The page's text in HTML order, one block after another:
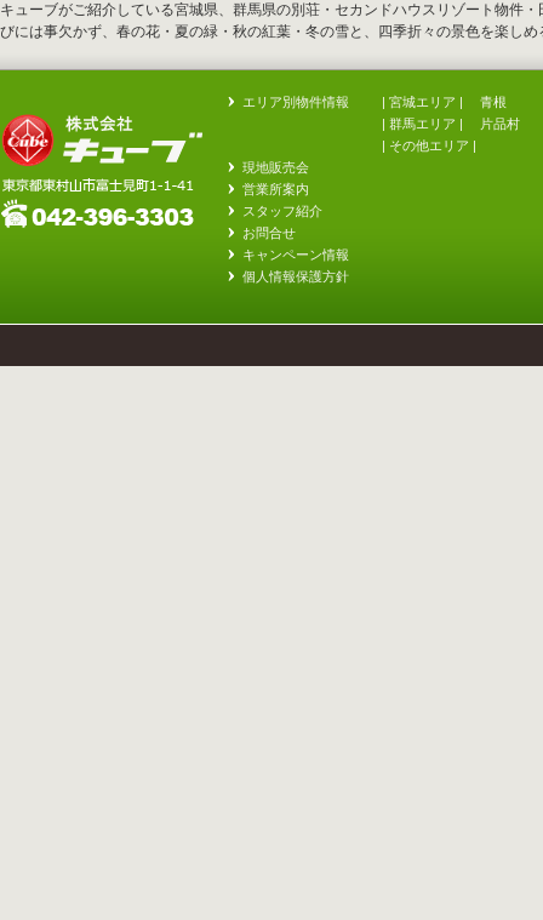
キューブがご紹介している宮城県、群馬県の別荘・セカンドハウスリゾート物件
びには事欠かず、春の花・夏の緑・秋の紅葉・冬の雪と、四季折々の景色を楽し
エリア別物件情報 | 宮城エリア | 青根
| 群馬エリア |
片品村
| その他エリア |
現地販売会
営業所案内
スタッフ紹介
お問合せ
キャンペーン情報
個人情報保護方針